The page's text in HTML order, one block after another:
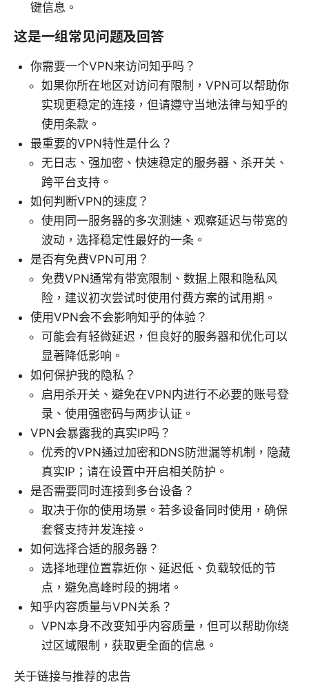
键信息。
这是一组常见问题及回答
你需要一个VPN来访问知乎吗？
如果你所在地区对访问有限制，VPN可以帮助你
实现更稳定的连接，但请遵守当地法律与知乎的
使用条款。
最重要的VPN特性是什么？
无日志、强加密、快速稳定的服务器、杀开关、
跨平台支持。
如何判断VPN的速度？
使用同一服务器的多次测速、观察延迟与带宽的
波动，选择稳定性最好的一条。
是否有免费VPN可用？
免费VPN通常有带宽限制、数据上限和隐私风
险，建议初次尝试时使用付费方案的试用期。
使用VPN会不会影响知乎的体验？
可能会有轻微延迟，但良好的服务器和优化可以
显著降低影响。
如何保护我的隐私？
启用杀开关、避免在VPN内进行不必要的账号登
录、使用强密码与两步认证。
VPN会暴露我的真实IP吗？
优秀的VPN通过加密和DNS防泄漏等机制，隐藏
真实IP；请在设置中开启相关防护。
是否需要同时连接到多台设备？
取决于你的使用场景。若多设备同时使用，确保
套餐支持并发连接。
如何选择合适的服务器？
选择地理位置靠近你、延迟低、负载较低的节
点，避免高峰时段的拥堵。
知乎内容质量与VPN关系？
VPN本身不改变知乎内容质量，但可以帮助你绕
过区域限制，获取更全面的信息。
关于链接与推荐的忠告